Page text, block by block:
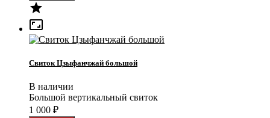


Свиток Цзыфанчжай большой
В наличии
Большой вертикальный свиток
1 000 ₽